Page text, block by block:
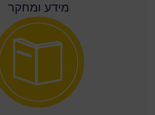
מידע ומחקר